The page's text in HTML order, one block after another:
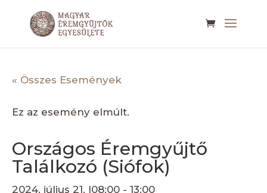
« Összes Események
Ez az esemény elmúlt.
Országos Éremgyűjtő
Találkozó (Siófok)
2024. július 21. |08:00 - 13:00